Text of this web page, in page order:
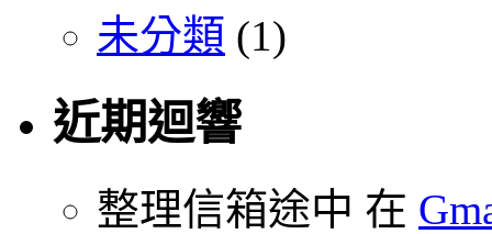
未分類 (1)
近期迴響
整理信箱途中 在